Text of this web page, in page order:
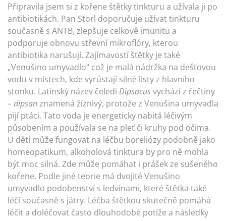
Připravila jsem si z kořene štětky tinkturu a užívala ji po
antibiotikách. Pan Storl doporučuje užívat tinkturu
současně s ANTB, zlepšuje celkově imunitu a
podporuje obnovu střevní mikroflóry, kterou
antibiotika narušují. Zajímavostí štětky je také
„Venušino umyvadlo“ což je malá nádržka na dešťovou
vodu v místech, kde vyrůstají silné listy z hlavního
stonku. Latinský název čeledi Dipsacusvychází z řečtiny
– dipsanznamená žíznivý, protože z Venušina umyvadla
pijí ptáci. Tato voda je energeticky nabitá léčivým
působením a používala se na pleť či kruhy pod očima.
U dětí může fungovat na léčbu boreliózy podobně jako
homeopatikum, alkoholová tinktura by pro ně mohla
být moc silná. Zde může pomáhat i prášek ze sušeného
kořene. Podle jiné teorie má dvojité Venušino
umyvadlo podobenství s ledvinami, které štětka také
léčí současně s játry. Léčba štětkou skutečně pomáhá
léčit a doléčovat často dlouhodobé potíže a následky